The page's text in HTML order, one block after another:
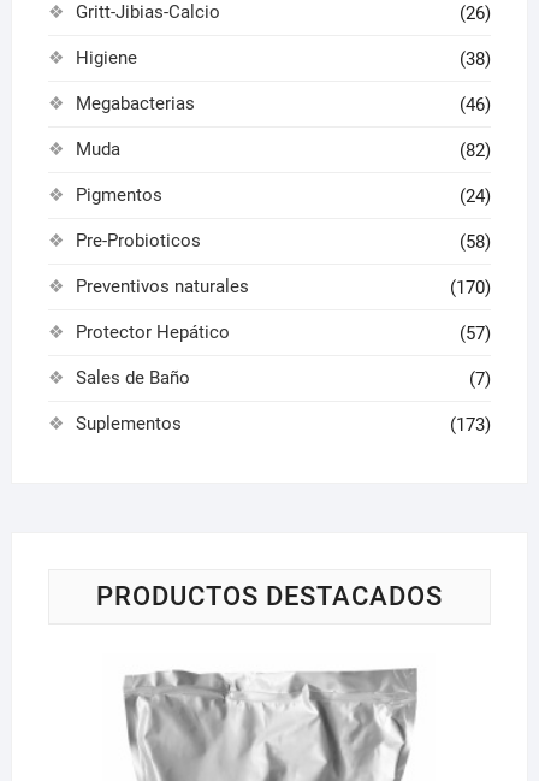
Gritt-Jibias-Calcio (26)
Higiene (38)
Megabacterias (46)
Muda (82)
Pigmentos (24)
Pre-Probioticos (58)
Preventivos naturales (170)
Protector Hepático (57)
Sales de Baño (7)
Suplementos (173)
PRODUCTOS DESTACADOS